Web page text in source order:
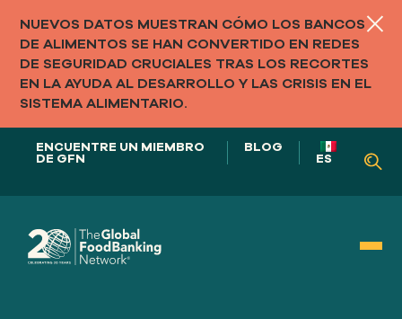
NUEVOS DATOS MUESTRAN CÓMO LOS BANCOS
DE ALIMENTOS SE HAN CONVERTIDO EN REDES
DE SEGURIDAD CRUCIALES TRAS LOS RECORTES
EN LA AYUDA AL DESARROLLO Y LAS CRISIS EN EL
SISTEMA ALIMENTARIO.
ENCUENTRE UN MIEMBRO
DE GFN
BLOG
ES